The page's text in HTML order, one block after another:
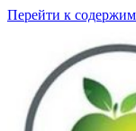
Перейти к